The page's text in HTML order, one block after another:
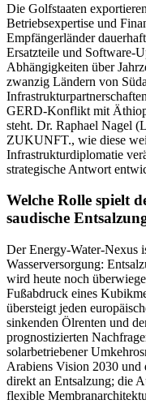
Die Golfstaaten
Betriebsexpertise und
Empfängerländer
Ersatzteile und Software-
Abhängigkeiten über
zwanzig Ländern von
GERD-Konflikt mit
steht. Dr. Raphael Nagel
ZUKUNFT., wie diese
Infrastrukturdiplomatie
strategische Antwort
Welche Rolle spielt
saudische
Der Energy-Water-Nexus
Wasserversorgung:
wird heute noch
Fußabdruck eines
übersteigt jeden
sinkenden Ölrenten und
prognostizierten
solarbetriebener
Arabiens Vision 2030 und
direkt an Entsalzung; die
flexible